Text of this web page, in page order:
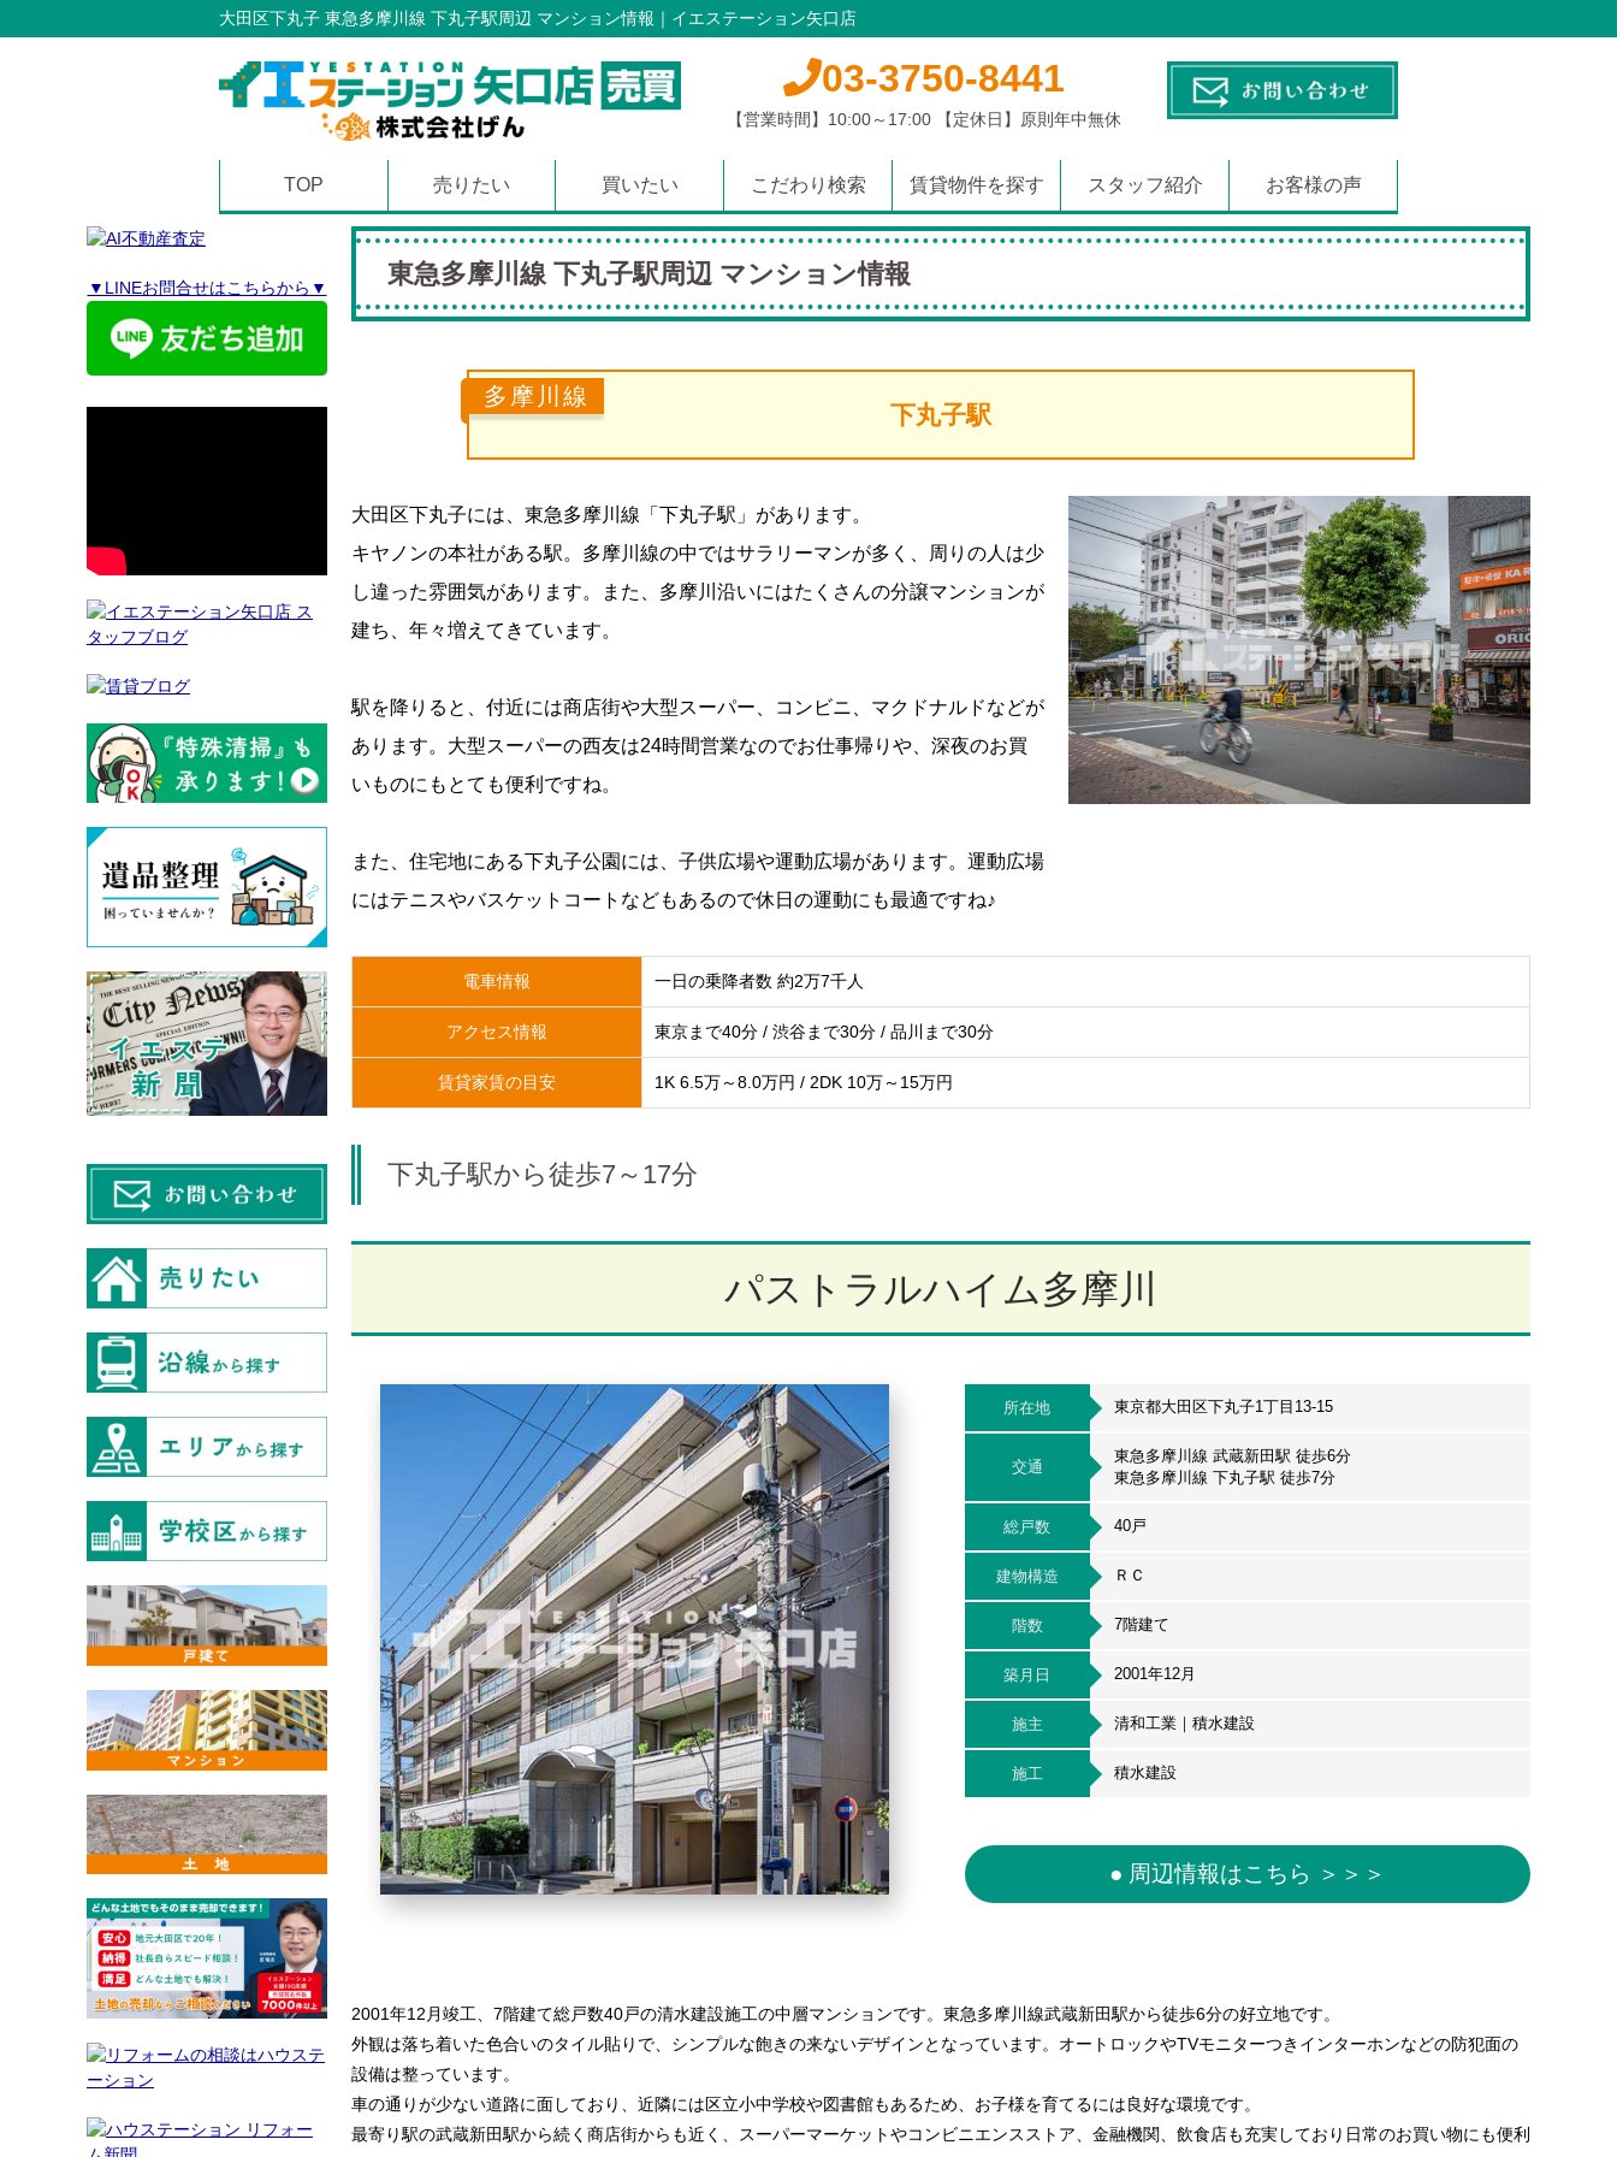
大田区下丸子 東急多摩川線 下丸子駅周辺 マンション情報｜イエステーション矢口店
03-3750-8441
【営業時間】10:00～17:00 【定休日】原則年中無休
TOP 売りたい 買いたい
戸建て
マンション
土地
こだわり検索
エリアから探す
沿線から探す
学校区から探す
賃貸物件を探す スタッフ紹介 お客様の声
▼LINEお問合せはこちらから▼ 東急多摩川線 下丸子駅周辺 マンション情報
多摩川線
下丸子駅
大田区下丸子には、東急多摩川線「下丸子駅」があります。
キヤノンの本社がある駅。多摩川線の中ではサラリーマンが多く、周りの人は少
し違った雰囲気があります。また、多摩川沿いにはたくさんの分譲マンションが
建ち、年々増えてきています。
駅を降りると、付近には商店街や大型スーパー、コンビニ、マクドナルドなどが
あります。大型スーパーの西友は24時間営業なのでお仕事帰りや、深夜のお買
いものにもとても便利ですね。
また、住宅地にある下丸子公園には、子供広場や運動広場があります。運動広場
にはテニスやバスケットコートなどもあるので休日の運動にも最適ですね♪
電車情報 一日の乗降者数 約2万7千人
アクセス情報 東京まで40分 / 渋谷まで30分 / 品川まで30分
賃貸家賃の目安 1K 6.5万～8.0万円 / 2DK 10万～15万円
下丸子駅から徒歩7～17分
パストラルハイム多摩川
所在地 東京都大田区下丸子1丁目13-15
交通
東急多摩川線 武蔵新田駅 徒歩6分
東急多摩川線 下丸子駅 徒歩7分
総戸数 40戸
建物構造 ＲＣ
階数 7階建て
築月日 2001年12月
施主 清和工業｜積水建設
施工 積水建設
● 周辺情報はこちら ＞＞＞
2001年12月竣工、7階建て総戸数40戸の清水建設施工の中層マンションです。東急多摩川線武蔵新田駅から徒歩6分の好立地です。
外観は落ち着いた色合いのタイル貼りで、シンプルな飽きの来ないデザインとなっています。オートロックやTVモニターつきインターホンなどの防犯面の
設備は整っています。
車の通りが少ない道路に面しており、近隣には区立小中学校や図書館もあるため、お子様を育てるには良好な環境です。
最寄り駅の武蔵新田駅から続く商店街からも近く、スーパーマーケットやコンビニエンスストア、金融機関、飲食店も充実しており日常のお買い物にも便利